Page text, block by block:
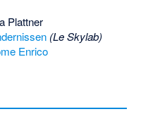
Plattner
(Le Skylab)
Enrico